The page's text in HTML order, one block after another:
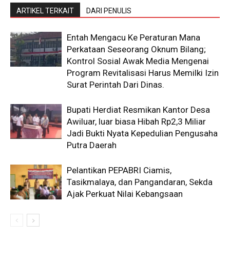
ARTIKEL TERKAIT DARI PENULIS
Entah Mengacu Ke Peraturan Mana
Perkataan Seseorang Oknum Bilang;
Kontrol Sosial Awak Media Mengenai
Program Revitalisasi Harus Memilki Izin
Surat Perintah Dari Dinas.
Bupati Herdiat Resmikan Kantor Desa
Awiluar, luar biasa Hibah Rp2,3 Miliar
Jadi Bukti Nyata Kepedulian Pengusaha
Putra Daerah
Pelantikan PEPABRI Ciamis,
Tasikmalaya, dan Pangandaran, Sekda
Ajak Perkuat Nilai Kebangsaan